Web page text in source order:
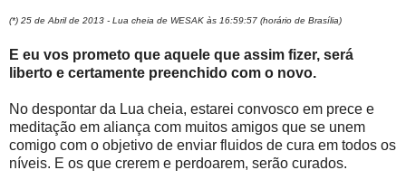
(*) 25 de Abril de 2013 - Lua cheia de WESAK às 16:59:57 (horário de Brasília)
E eu vos prometo que aquele que assim fizer, será
liberto e certamente preenchido com o novo.
No despontar da Lua cheia, estarei convosco em prece e
meditação em aliança com muitos amigos que se unem
comigo com o objetivo de enviar fluidos de cura em todos os
níveis. E os que crerem e perdoarem, serão curados.